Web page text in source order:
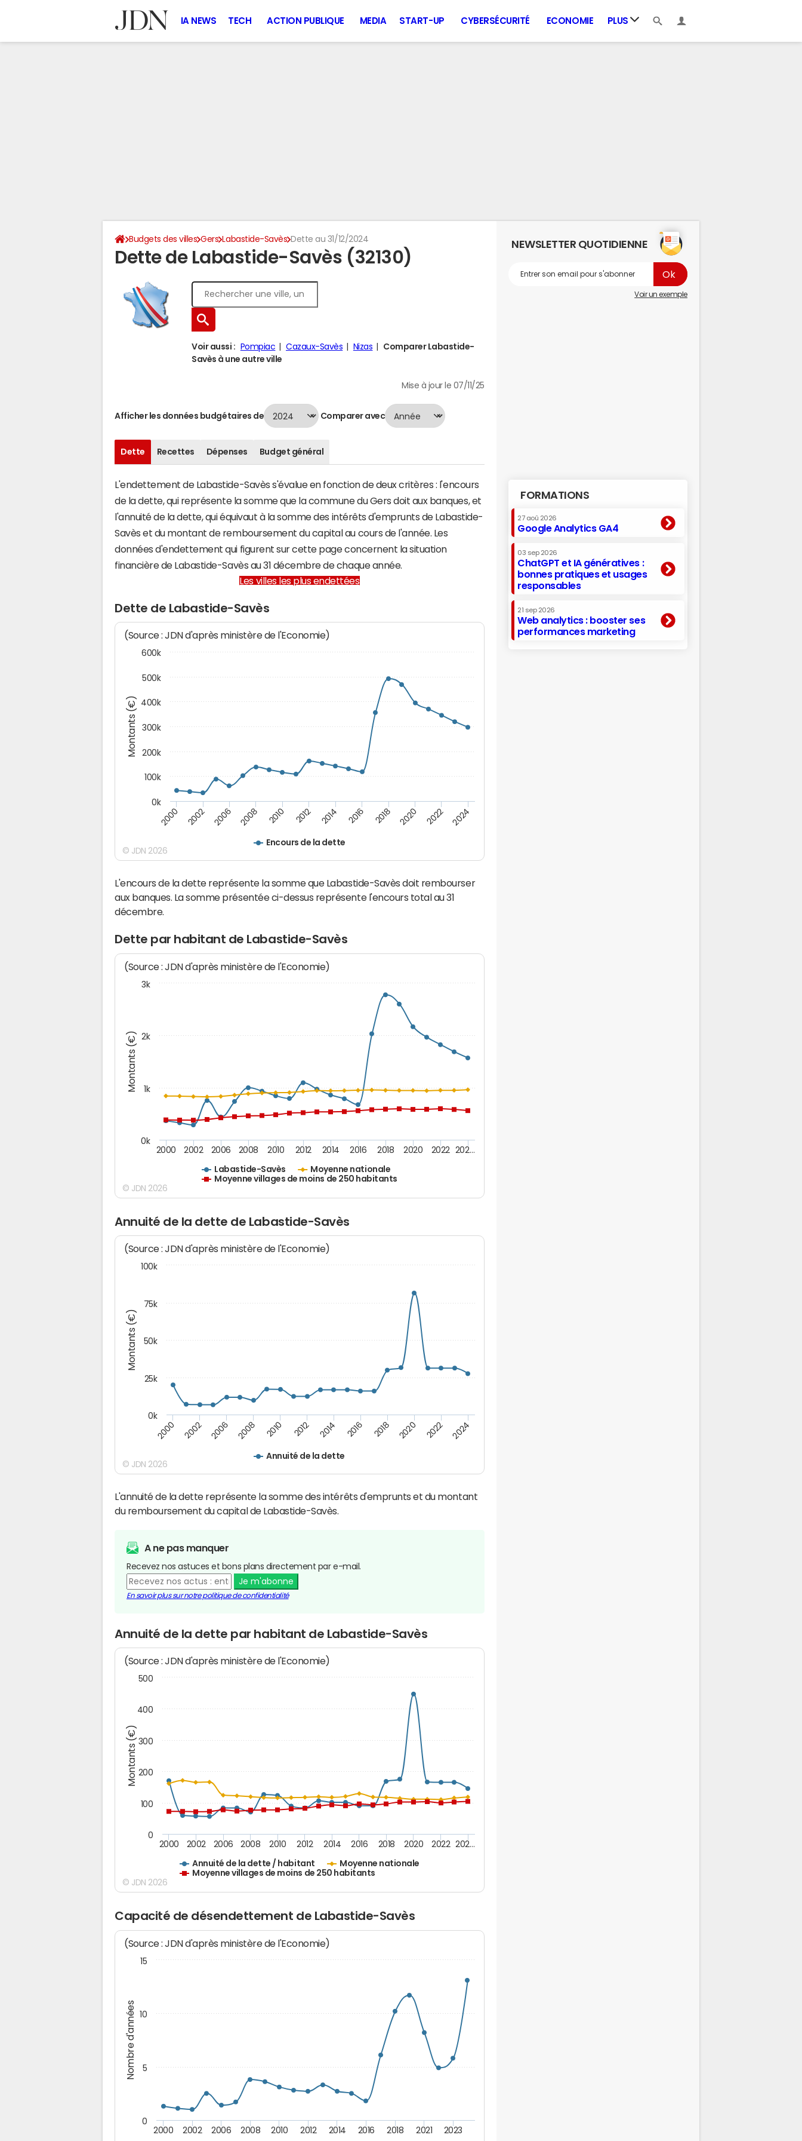
IA NEWS TECH ACTION PUBLIQUE MEDIA START-UP CYBERSÉCURITÉ ECONOMIE PLUS
Budgets des villes Gers Labastide-Savès Dette au 31/12/2024
Dette de Labastide-Savès (32130)
Voir aussi : Pompiac Cazaux-Savès Nizas
Comparer Labastide-
Savès à une autre ville
Mise à jour le 07/11/25
Afficher les données budgétaires de Comparer avec
Dette Recettes Dépenses Budget général
L'endettement de Labastide-Savès s'évalue en fonction de deux critères : l'encours
de la dette, qui représente la somme que la commune du Gers doit aux banques, et
l'annuité de la dette, qui équivaut à la somme des intérêts d'emprunts de Labastide-
Savès et du montant de remboursement du capital au cours de l'année. Les
données d'endettement qui figurent sur cette page concernent la situation
financière de Labastide-Savès au 31 décembre de chaque année.
Les villes les plus endettées
Dette de Labastide-Savès
Montants (€)
(Source : JDN d'après ministère de l'Economie)
Encours de la dette
2000 2002 2006 2008 2010 2012 2014 2016 2018 2020 2022 2024
0k
100k
200k
300k
400k
500k
600k
© JDN 2026
L'encours de la dette représente la somme que Labastide-Savès doit rembourser
aux banques. La somme présentée ci-dessus représente l'encours total au 31
décembre.
Dette par habitant de Labastide-Savès
Montants (€)
(Source : JDN d'après ministère de l'Economie)
Labastide-Savès
Moyenne nationale
Moyenne villages de moins de 250 habitants
2000 2002 2006 2008 2010 2012 2014 2016 2018 2020 2022 202…
0k
1k
2k
3k
© JDN 2026
Annuité de la dette de Labastide-Savès
Montants (€)
(Source : JDN d'après ministère de l'Economie)
Annuité de la dette
2000 2002 2006 2008 2010 2012 2014 2016 2018 2020 2022 2024
0k
100k
25k
50k
75k
© JDN 2026
L'annuité de la dette représente la somme des intérêts d'emprunts et du montant
du remboursement du capital de Labastide-Savès.
A ne pas manquer
Recevez nos astuces et bons plans directement par e-mail.
Je m'abonne
En savoir plus sur notre politique de confidentialité
Annuité de la dette par habitant de Labastide-Savès
Montants (€)
(Source : JDN d'après ministère de l'Economie)
Annuité de la dette / habitant
Moyenne nationale
Moyenne villages de moins de 250 habitants
2000 2002 2006 2008 2010 2012 2014 2016 2018 2020 2022 202…
0
100
200
300
400
500
© JDN 2026
Capacité de désendettement de Labastide-Savès
Nombre d'années
(Source : JDN d'après ministère de l'Economie)
2000 2002 2006 2008 2010 2012 2014 2016 2018 2021 2023
0
5
10
15
NEWSLETTER QUOTIDIENNE
Voir un exemple
FORMATIONS
27 aoû 2026
Google Analytics GA4
03 sep 2026
ChatGPT et IA génératives :
bonnes pratiques et usages
responsables
21 sep 2026
Web analytics : booster ses
performances marketing